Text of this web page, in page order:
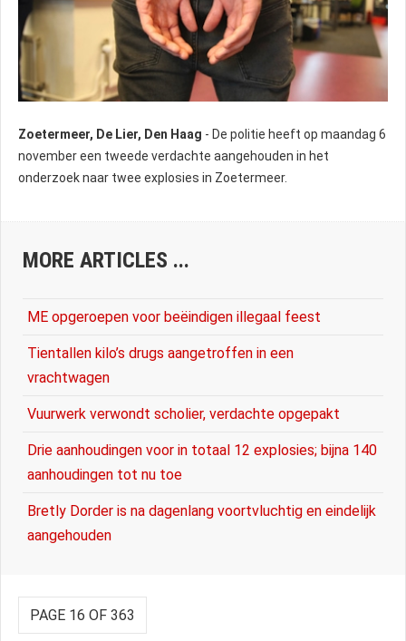
Zoetermeer, De Lier, Den Haag - De politie heeft op maandag 6
november een tweede verdachte aangehouden in het
onderzoek naar twee explosies in Zoetermeer.
MORE ARTICLES ...
ME opgeroepen voor beëindigen illegaal feest
Tientallen kilo’s drugs aangetroffen in een
vrachtwagen
Vuurwerk verwondt scholier, verdachte opgepakt
Drie aanhoudingen voor in totaal 12 explosies; bijna 140
aanhoudingen tot nu toe
Bretly Dorder is na dagenlang voortvluchtig en eindelijk
aangehouden
PAGE 16 OF 363